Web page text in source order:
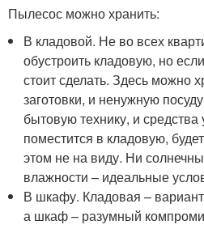
Пылесос можно хранить:
В кладовой. Не во всех
обустроить кладовую, но
стоит сделать. Здесь можно
заготовки, и ненужную
бытовую технику, и
поместится в кладовую,
этом не на виду. Ни
влажности – идеальные
В шкафу. Кладовая –
а шкаф – разумный